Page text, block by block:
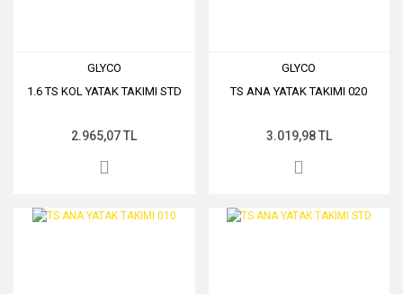
GLYCO
1.6 TS KOL YATAK TAKIMI STD
2.965,07 TL
GLYCO
TS ANA YATAK TAKIMI 020
3.019,98 TL